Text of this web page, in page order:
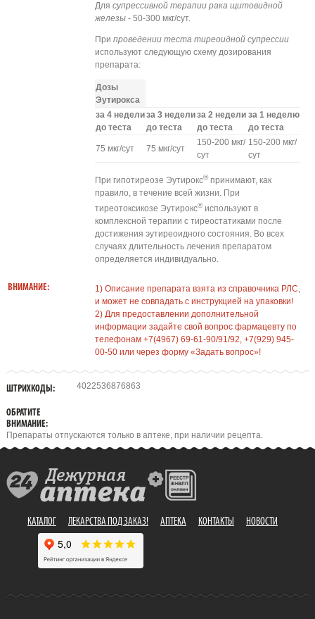
Для супрессивной терапии рака щитовидной
железы- 50-300 мкг/сут.
При проведении теста тиреоидной супрессии
используют следующую схему дозирования
препарата:
Дозы
Эутирокса
за 4 недели
до теста
за 3 недели
до теста
за 2 недели
до теста
за 1 неделю
до теста
75 мкг/сут 75 мкг/сут
150-200 мкг/
сут
150-200 мкг/
сут
При гипотиреозе Эутирокс®принимают, как
правило, в течение всей жизни. При
тиреотоксикозе Эутирокс®используют в
комплексной терапии с тиреостатиками после
достижения эутиреоидного состояния. Во всех
случаях длительность лечения препаратом
определяется индивидуально.
ВНИМАНИЕ:
1) Описание препарата взята из справочника РЛС,
и может не совпадать с инструкцией на упаковки!
2) Для предоставлении дополнительной
информации задайте свой вопрос фармацевту по
телефонам +7(4967) 69-61-90/91/92, +7(929) 945-
00-50 или через форму «Задать вопрос»!
ШТРИХКОДЫ: 4022536876863
ОБРАТИТЕ
ВНИМАНИЕ:
Препараты отпускаются только в аптеке, при наличии рецепта.
КАТАЛОГ ЛЕКАРСТВА ПОД ЗАКАЗ! АПТЕКА КОНТАКТЫ НОВОСТИ